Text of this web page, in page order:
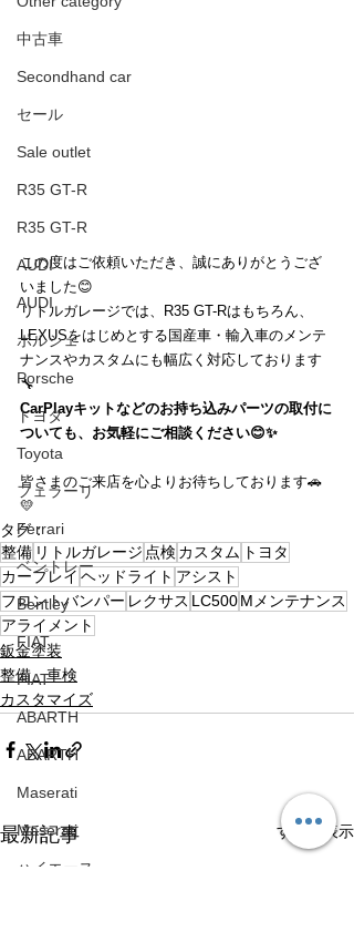
中古車
Secondhand car
セール
Sale outlet
R35 GT-R
R35 GT-R
AUDI
AUDI
ポルシェ
Porsche
トヨタ
Toyota
フェラーリ
Ferrari
ベントレー
Bentley
FIAT
FIAT
ABARTH
ABARTH
Maserati
Maserati
ハイエース
この度はご依頼いただき、誠にありがとうござ
いました😊
リトルガレージでは、R35 GT-Rはもちろん、
LEXUSをはじめとする国産車・輸入車のメンテ
ナンスやカスタムにも幅広く対応しております
🔧
CarPlayキットなどのお持ち込みパーツの取付に
ついても、お気軽にご相談ください😊✨
皆さまのご来店を心よりお待ちしております🚗
💛
タグ：
整備 リトルガレージ 点検 カスタム トヨタ
カープレイ ヘッドライト アシスト
フロントバンパー レクサス LC500Mメンテナンス
アライメント
鈑金塗装
整備、車検
カスタマイズ
最新記事 すべて表示